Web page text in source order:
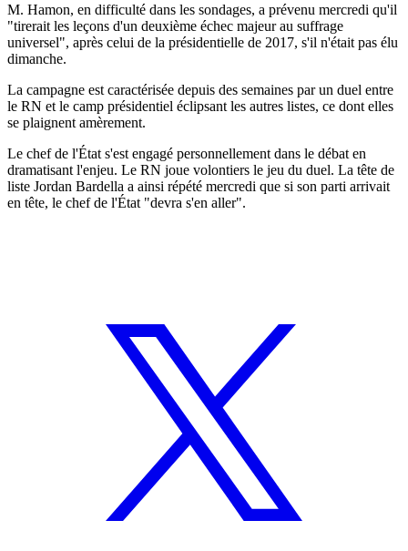
M. Hamon, en difficulté dans les sondages, a prévenu mercredi qu'il
"tirerait les leçons d'un deuxième échec majeur au suffrage
universel", après celui de la présidentielle de 2017, s'il n'était pas élu
dimanche.
La campagne est caractérisée depuis des semaines par un duel entre
le RN et le camp présidentiel éclipsant les autres listes, ce dont elles
se plaignent amèrement.
Le chef de l'État s'est engagé personnellement dans le débat en
dramatisant l'enjeu. Le RN joue volontiers le jeu du duel. La tête de
liste Jordan Bardella a ainsi répété mercredi que si son parti arrivait
en tête, le chef de l'État "devra s'en aller".